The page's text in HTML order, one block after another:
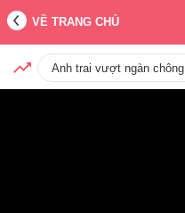
VỀ TRANG CHỦ
Anh trai vượt ngàn